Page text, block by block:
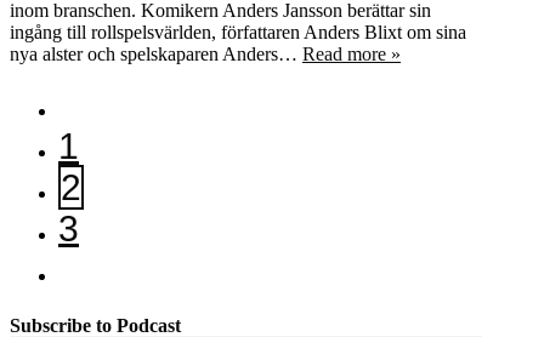
inom branschen. Komikern Anders Jansson berättar sin
ingång till rollspelsvärlden, författaren Anders Blixt om sina
nya alster och spelskaparen Anders… Read more »
1
2
3
Subscribe to Podcast